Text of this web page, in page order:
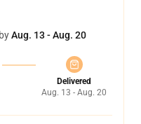
Aug. 13 - Aug. 20
Delivered
Aug. 13 - Aug. 20